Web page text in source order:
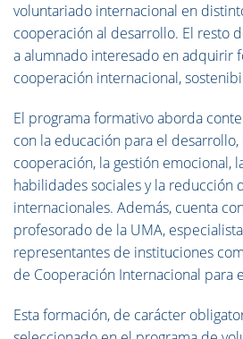
voluntariado internacional en
cooperación al desarrollo. El resto
a alumnado interesado en adquirir
cooperación internacional,
El programa formativo aborda
con la educación para el
cooperación, la gestión emocional,
habilidades sociales y la reducción
internacionales. Además, cuenta
profesorado de la UMA,
representantes de instituciones
de Cooperación Internacional para
Esta formación, de carácter